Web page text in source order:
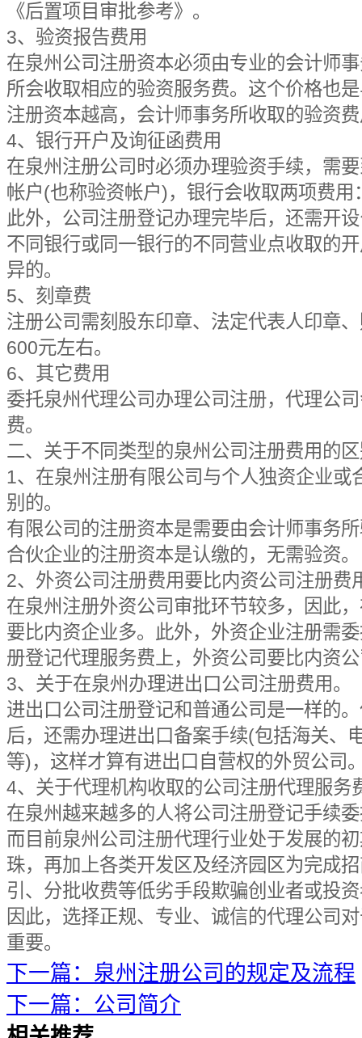
《后置项目审批参考》。
3、验资报告费用
在泉州公司注册资本必须由专业的会计师
所会收取相应的验资服务费。这个价格也
注册资本越高，会计师事务所收取的验资
4、银行开户及询征函费用
在泉州注册公司时必须办理验资手续，需
帐户(也称验资帐户)，银行会收取两项费
此外，公司注册登记办理完毕后，还需开
不同银行或同一银行的不同营业点收取的
异的。
5、刻章费
注册公司需刻股东印章、法定代表人印章
600元左右。
6、其它费用
委托泉州代理公司办理公司注册，代理公
费。
二、关于不同类型的泉州公司注册费用的
1、在泉州注册有限公司与个人独资企业或
别的。
有限公司的注册资本是需要由会计师事务
合伙企业的注册资本是认缴的，无需验资。
2、外资公司注册费用要比内资公司注册费
在泉州注册外资公司审批环节较多，因此
要比内资企业多。此外，外资企业注册需
册登记代理服务费上，外资公司要比内资
3、关于在泉州办理进出口公司注册费用。
进出口公司注册登记和普通公司是一样的
后，还需办理进出口备案手续(包括海关、
等)，这样才算有进出口自营权的外贸公司
4、关于代理机构收取的公司注册代理服务
在泉州越来越多的人将公司注册登记手续
而目前泉州公司注册代理行业处于发展的
珠，再加上各类开发区及经济园区为完成
引、分批收费等低劣手段欺骗创业者或投
因此，选择正规、专业、诚信的代理公司
重要。
下一篇：泉州注册公司的规定及流程
下一篇：公司简介